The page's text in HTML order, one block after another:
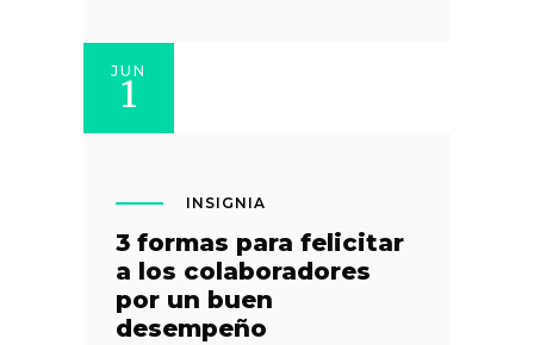
JUN
1
INSIGNIA
3 formas para felicitar
a los colaboradores
por un buen
desempeño